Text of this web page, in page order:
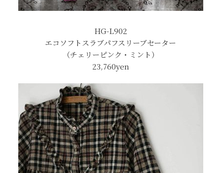
HG-L902
エコソフトスラブパフスリーブセーター
（チェリーピンク・ミント）
23,760yen